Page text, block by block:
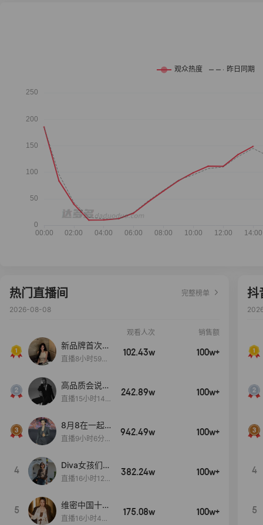
热门直播间
完整榜单
2026-08-08
观看人次 销售额
新品牌首次大
上新
直播8小时59分
102.43w 100w+
高品质会说
话….
直播15小时14
242.89w 100w+
8月8在一起
生日献礼盛典
直播9小时6分1
942.49w 100w+
4
Diva女孩们集
合啦~意大利
直播16小时12
382.24w 100w+
5
维密中国十周
年 与你如此
直播16小时48
175.08w 100w+
抖
4
5